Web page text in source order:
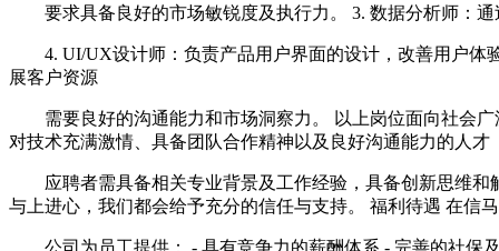
要求具备良好的市场敏锐度及执行力。 3. 数据分析师：
4. UI/UX设计师：负责产品用户界面的设计，改善用户体
展客户资源
需要良好的沟通能力和市场洞察力。 以上岗位面向社会
对技术充满激情、具备团队合作精神以及良好沟通能力的人才
应聘者需具备相关专业背景及工作经验，具备创新思维
与上进心，我们都会给予充分的信任与支持。 福利待遇 在信